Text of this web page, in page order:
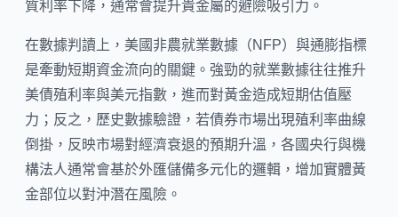
質利率下降，通常會提升貴金屬的避險吸引力。
在數據判讀上，美國非農就業數據（NFP）與通膨指標
是牽動短期資金流向的關鍵。強勁的就業數據往往推升
美債殖利率與美元指數，進而對黃金造成短期估值壓
力；反之，歷史數據驗證，若債券市場出現殖利率曲線
倒掛，反映市場對經濟衰退的預期升溫，各國央行與機
構法人通常會基於外匯儲備多元化的邏輯，增加實體黃
金部位以對沖潛在風險。